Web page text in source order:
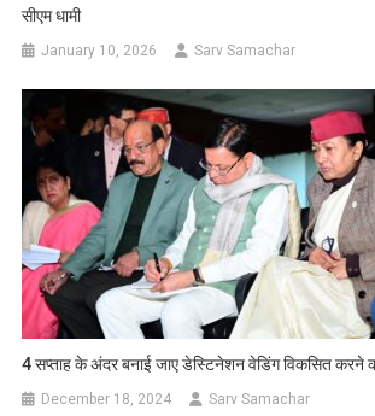
सीएम धामी
January 10, 2026 Sarv Samachar
4 सप्ताह के अंदर बनाई जाए डेस्टिनेशन वेडिंग विकसित करने
December 18, 2024 Sarv Samachar